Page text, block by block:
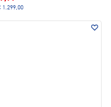
1.299,00